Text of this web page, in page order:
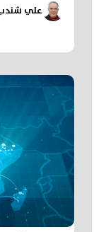
علي